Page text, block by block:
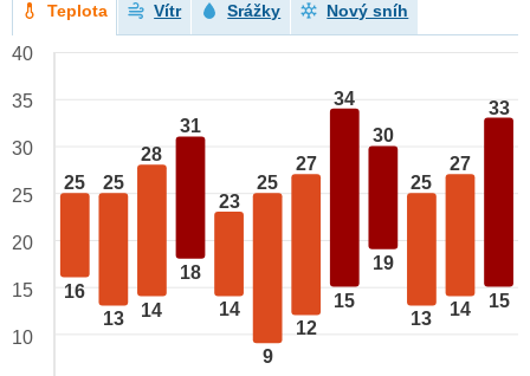
Teplota Vítr Srážky Nový sníh
25
16
25
13
28
14
31
18
23
14
25
9
27
12
34
15
30
19
25
13
27
14
33
15
40
35
30
25
20
15
10